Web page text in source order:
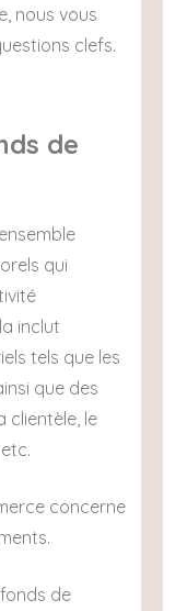
nous vous
clefs.
de
qui
inclut
tels que les
que des
clientèle, le
concerne
de